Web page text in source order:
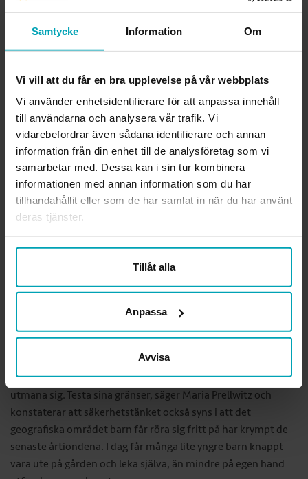
Samtycke Information Om
Vi vill att du får en bra upplevelse på vår webbplats
Vi använder enhetsidentifierare för att anpassa innehåll
till användarna och analysera vår trafik. Vi
vidarebefordrar även sådana identifierare och annan
information från din enhet till de analysföretag som vi
samarbetar med. Dessa kan i sin tur kombinera
informationen med annan information som du har
tillhandahållit eller som de har samlat in när du har använt
deras tjänster.
Tillåt alla
Anpassa
Avvisa
konstaterar att det ibland blir fel fast man vill väl. Hon tar
rullstolsgungor som exempel. Ofta står de separat, en bit
ifrån de andra gungorna.
– Sedan inser man att det finns en klämrisk och låser fast
gungan – och så måste den som vill gunga gå och hämta en
nyckel, på ett kontor som inte har öppet lördagar och
söndagar … och så står den bara där. Dessutom är kanske
inte det viktigaste att kunna gunga. Då tror jag
”fågelbogungorna” är mycket bättre. Då har man både
mötesplatsen och gungandet. Vi behöver bygga så att barnen
kan var nära varandra.
– Lekplatser är en otroligt komplex miljö. Det finns inte en
enkel lösning. Det ska vara säkert. Det ska vara socialt.
Spännande, men ofarligt …
I sammanhanget kan man fundera påhur säker en lekplats
– Det finns forskning som visar att barn behöver träna och
utmana sig. Testa sina gränser, säger Maria Prellwitz och
konstaterar att säkerhetstänket också syns i att det
geografiska området barn får röra sig fritt på har krympt de
senaste årtiondena. I dag får många lite yngre barn knappt
vara ute på gården och leka själva, än mindre på egen hand